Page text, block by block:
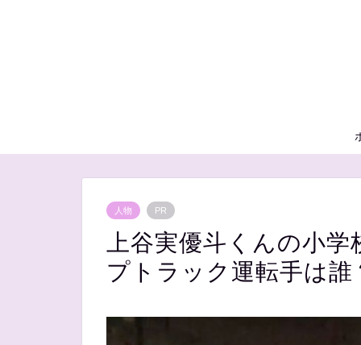
人物 PR
上谷実優斗くんの小
プトラック運転手は誰